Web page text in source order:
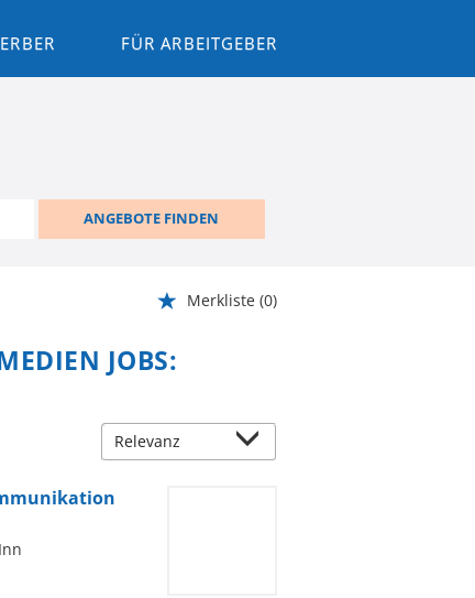
FÜR ARBEITGEBER
ANGEBOTE FINDEN
Merkliste (0)
JOBS: